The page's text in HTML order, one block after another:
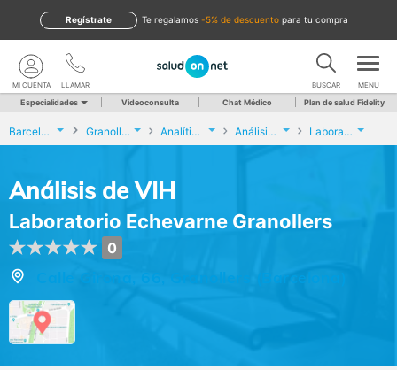
te regalamos -5% de descuento para tu compra
Regístrate
LLAMAR
MI CUENTA BUSCAR MENU
Especialidades Videoconsulta Chat Médico Plan de salud Fidelity
Barcelona Granollers Analíticas y Genética Análisis de VIH Laboratorio Echevarne Granollers
Análisis de VIH
Laboratorio Echevarne Granollers
0